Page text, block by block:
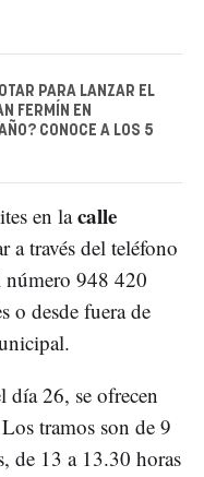
PARA LANZAR EL
FERMÍN EN
CONOCE A LOS 5
en lacalle
a través del teléfono
número 948 420
o desde fuera de
día 26, se ofrecen
tramos son de 9
de 13 a 13.30 horas